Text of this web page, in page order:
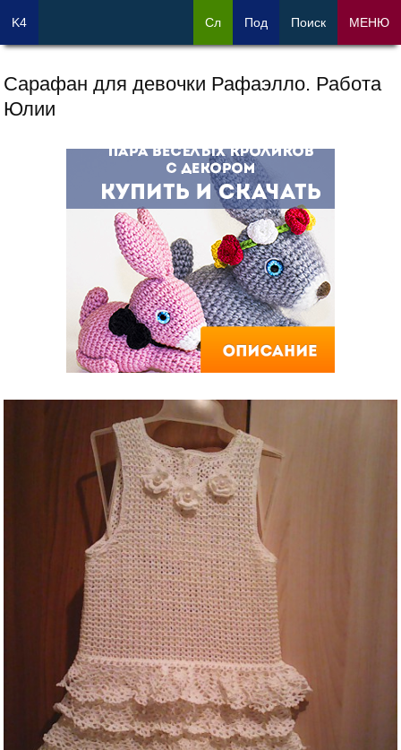
Сарафан для девочки Рафаэлло. Работа
Юлии
K4 Сл Под Поиск МЕНЮ